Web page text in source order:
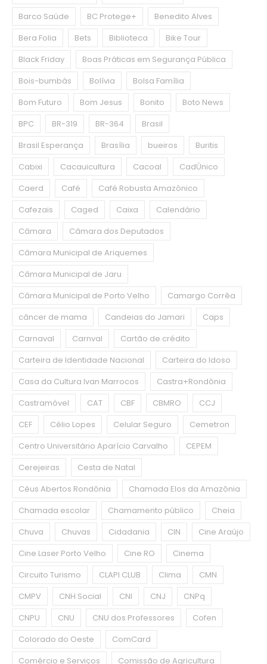
Barco Saúde
BC Protege+
Benedito Alves
Bera Folia
Bets Biblioteca
Bike Tour
Black Friday
Boas Práticas em Segurança Pública
Bois-bumbás
Bolívia
Bolsa Família
Bom Futuro
Bom Jesus Bonito
Boto News
BPC
BR-319 BR-364
Brasil
Brasil Esperança
Brasília bueiros
Buritis
Cabixi
Cacauicultura Cacoal
CadÚnico
Caerd
Café
Café Robusta Amazônico
Cafezais
Caged Caixa
Calendário
Câmara
Câmara dos Deputados
Câmara Municipal de Ariquemes
Câmara Municipal de Jaru
Câmara Municipal de Porto Velho
Camargo Corrêa
câncer de mama
Candeias do Jamari
Caps
Carnaval
Carnval
Cartão de crédito
Carteira de Identidade Nacional
Carteira do Idoso
Casa da Cultura Ivan Marrocos
Castra+Rondônia
Castramóvel
CAT CBF CBMRO
CCJ
CEF
Célio Lopes Celular Seguro
Cemetron
Centro Universitário Aparício Carvalho
CEPEM
Cerejeiras
Cesta de Natal
Céus Abertos Rondônia
Chamada Elos da Amazônia
Chamada escolar
Chamamento público
Cheia
Chuva
Chuvas Cidadania CIN
Cine Araújo
Cine Laser Porto Velho
Cine RO
Cinema
Circuito Turismo
CLAPI CLUB Clima
CMN
CMPV
CNH Social CNI CNJ
CNPq
CNPU
CNU CNU dos Professores
Cofen
Colorado do Oeste
ComCard
Comércio e Serviços
Comissão de Agricultura